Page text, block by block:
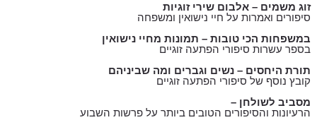
זוג משמים – אלבום שירי זוגיות
סיפורים ואמרות על חיי נישואין ומשפחה
במשפחות הכי טובות– תמונות מחיי נישואין
בספר עשרות סיפורי הפתעה זוגיים
תורת היחסים – נשים וגברים ומה שביניהם
קובץ נוסף של סיפורי הפתעה זוגיים
מסביב לשולחן –
הרעיונות והסיפורים הטובים ביותר על פרשות השבוע